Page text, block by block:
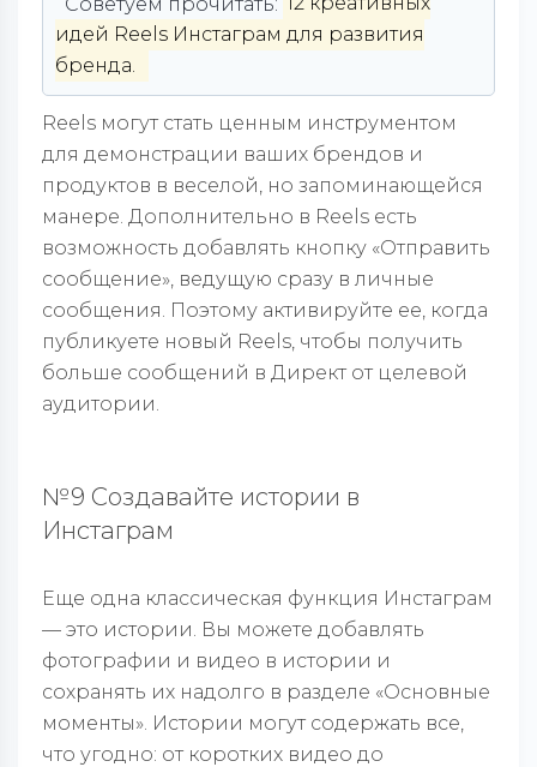
идей Reels Инстаграм для развития
бренда.
Reels могут стать ценным инструментом
для демонстрации ваших брендов и
продуктов в веселой, но запоминающейся
манере. Дополнительно в Reels есть
возможность добавлять кнопку «Отправить
сообщение», ведущую сразу в личные
сообщения. Поэтому активируйте ее, когда
публикуете новый Reels, чтобы получить
больше сообщений в Директ от целевой
аудитории.
№9 Создавайте истории в
Инстаграм
Еще одна классическая функция Инстаграм
— это истории. Вы можете добавлять
фотографии и видео в истории и
сохранять их надолго в разделе «Основные
моменты». Истории могут содержать все,
что угодно: от коротких видео до